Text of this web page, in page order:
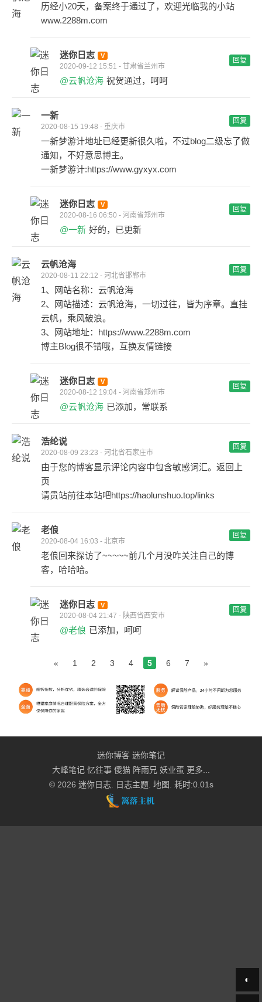
历经小20天，备案终于通过了，欢迎光临我的小站
www.2288m.com
迷你日志
2020-09-12 15:51 - 甘肃省兰州市
回复
@云帆沧海 祝贺通过，呵呵
一新
2020-08-15 19:48 - 重庆市
回复
一新梦游计地址已经更新很久啦，不过blog二级忘了做
通知，不好意思博主。
一新梦游计:https://www.gyxyx.com
迷你日志
2020-08-16 06:50 - 河南省郑州市
回复
@一新 好的，已更新
云帆沧海
2020-08-11 22:12 - 河北省邯郸市
回复
1、网站名称：云帆沧海
2、网站描述：云帆沧海，一切过往，皆为序章。直挂
云帆，乘风破浪。
3、网站地址：https://www.2288m.com
博主Blog很不错哦，互换友情链接
迷你日志
2020-08-12 19:04 - 河南省郑州市
回复
@云帆沧海 已添加，常联系
浩纶说
2020-08-09 23:23 - 河北省石家庄市
回复
由于您的博客显示评论内容中包含敏感词汇。返回上
页
请贵站前往本站吧https://haolunshuo.top/links
老俍
2020-08-04 16:03 - 北京市
回复
老俍回来探访了~~~~~前几个月没咋关注自己的博
客，哈哈哈。
迷你日志
2020-08-04 21:47 - 陕西省西安市
回复
@老俍 已添加，呵呵
« 1 2 3 4 5 6 7 »
迷你博客 迷你笔记
大峰笔记 忆往事 傻猫 阵雨兄 妖业蛋 更多...
© 2026 迷你日志. 日志主题. 地图 . 耗时:0.01s
◐